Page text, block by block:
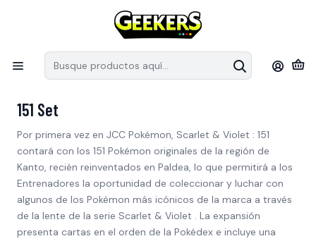
Recuerda que las preventas tiene fechas estimativas de arribo a
Chile, pueden modificar sus fechas de llegada por parte de los
Inicio Pokémon TCG
151 Set
Por primera vez en JCC Pokémon, Scarlet & Violet : 151
contará con los 151 Pokémon originales de la región de
Kanto, recién reinventados en Paldea, lo que permitirá a los
Entrenadores la oportunidad de coleccionar y luchar con
algunos de los Pokémon más icónicos de la marca a través
de la lente de la serie Scarlet & Violet . La expansión
presenta cartas en el orden de la Pokédex e incluye una